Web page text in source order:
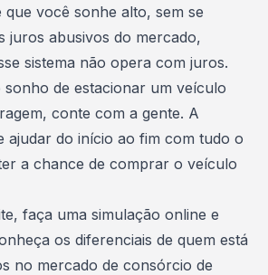
você sonhe alto, sem se
juros abusivos do mercado,
sistema não opera com juros.
de estacionar um veículo
conte com a gente. A
ajudar do início ao fim com tudo o
a chance de comprar o veículo
faça uma simulação online e
os diferenciais de quem está
no mercado de consórcio de